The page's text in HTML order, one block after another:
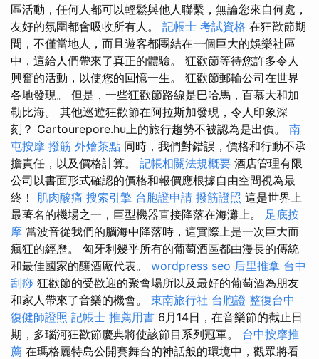
區活動，任何人都可以輕鬆與他人聯繫，無論您來自何處，
友好的氛圍都會吸收所有人。 記帳士 考試資格 在狂歡節期
間，不僅當地人，而且遊客都團結在一個巨大的娛樂社區
中，這給人們帶來了真正的體驗。 狂歡節等待您許多令人
興奮的活動，以使您的回憶一生。 狂歡節郵輪​​公司在世界
各地發現。 但是，一些狂歡節路線是巴哈馬，百慕大和加
勒比海。 其他巡遊狂歡節在阿拉斯加發現，令人印象深
刻？ Cartourepore.hu上的旅行趨勢不被認為是出價。 南
屯按摩 撥筋 外燴茶點 同時，我們對錯誤，價格和行動不承
擔責任，以及價格計算。 記帳相關法規概要 酒店管理有限
公司以書面形式確認的價格和報價應根據自由空間視為最
終！ 肌肉酸痛 搜索引擎 台胞證申請 撥筋證照 這是世界上
最著名的機場之一，巨型機器直接降落在海灘上。 足底按
摩 當波音從我們的腦海中降落時，這實際上是一次巨大而
瘋狂的經歷。 匈牙利幾乎所有的葡萄酒區都由漫長的傳統
和最佳國家的釀酒廠代表。 wordpress seo 后里推拿 台中
刮痧 狂歡節的受歡迎的聚會場所以及最好的葡萄酒為朋友
和家人帶來了音樂的機會。 東南旅行社 台胞證 整復台中
復健師證照 記帳士 推薦用書 6月14日，在音樂節的截止日
期，多瑙河狂歡節慶典將使該節目系列冠軍。 台中按摩推
薦 在瑪格麗特島公開賽舞台的神話般的環境中，觀眾將看